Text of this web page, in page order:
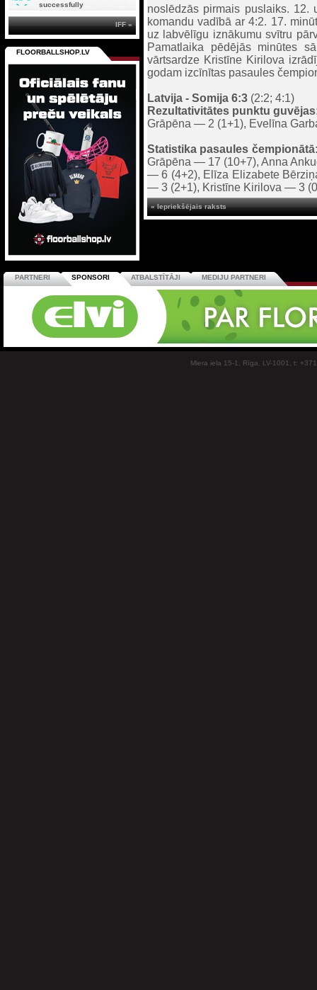
noslēdzās pirmais puslaiks. 12.
komandu vadībā ar 4:2. 17.
uz labvēlīgu iznākumu svītru
Pamatlaika pēdējās minūtes
vārtsardze Kristīne Kirilova
godam izcīnītas pasaules
Latvija - Somija 6:3 (2:2; 4:1)
Rezultativitātes punktu
Grāpēna — 2 (1+1), Evelīna
Statistika pasaules
Grāpēna — 17 (10+7), Anna
— 6 (4+2), Elīza Elizabete
— 3 (2+1), Kristīne Kirilova — 3
« Iepriekšējais raksts
successfully
IFF »
FLOORBALLSHOP.LV
PARTNERI SPONSORI ATBALSTĪTĀJI MEDIJU PARTNERI
Miera iela 15-1, Rīga, LV-1001, t: